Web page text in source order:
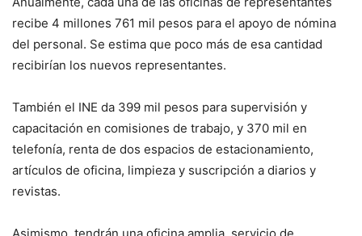
recibe 4 millones 761 mil pesos para el apoyo de nómina
del personal. Se estima que poco más de esa cantidad
recibirían los nuevos representantes.
También el INE da 399 mil pesos para supervisión y
capacitación en comisiones de trabajo, y 370 mil en
telefonía, renta de dos espacios de estacionamiento,
artículos de oficina, limpieza y suscripción a diarios y
revistas.